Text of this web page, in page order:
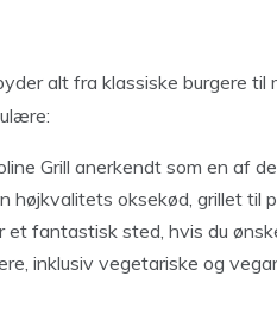
alt fra klassiske burgere til
Grill anerkendt som en af
højkvalitets oksekød, grillet til
et fantastisk sted, hvis du
inklusiv vegetariske og